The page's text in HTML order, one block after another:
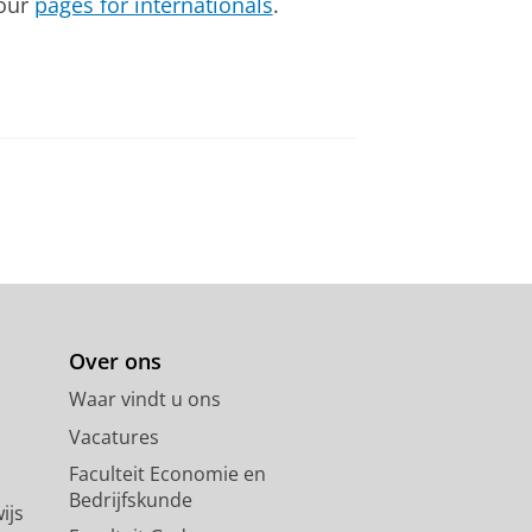
Over ons
Waar vindt u ons
Vacatures
Faculteit Economie en
Bedrijfskunde